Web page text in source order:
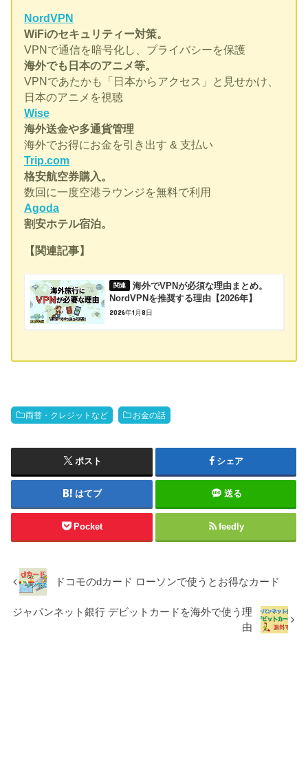
NordVPN
WiFiのセキュリティー対策。
VPNで通信を暗号化し、プライバシーを保護
海外でも日本のアニメ等。
VPNであたかも「日本からアクセス」と見せかけ、
日本のアニメを視聴
Wise
海外送金や多通貨管理
海外でお得にお金を引き出す & 支払い
Trip.com
格安航空券購入。
数回に一度空港ラウンジを無料で利用
Agoda
割安ホテル宿泊。
【関連記事】
海外でVPNが必須な理由まとめ。
NordVPNを推奨する理由【2026年】
2026年1月8日
両替・クレジットなど お金の話
ポスト シェア
はてブ 送る
Pocket feedly
ドコモのdカード ローソンで使うとお得なカード
ジャパンネット銀行 デビットカードを海外で使う理
由